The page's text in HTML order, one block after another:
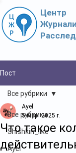
Центр
Пост
Все рубрики
Shishkin_like
Ayel
Все рубрики
Что такое
Ayel
5 мар. 2025 г.